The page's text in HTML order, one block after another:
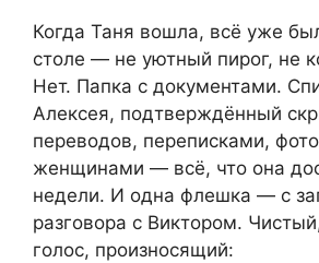
Когда Таня вошла, всё уже
столе — не уютный пирог, не
Нет. Папка с документами.
Алексея, подтверждённый
переводов, переписками,
женщинами — всё, что она
недели. И одна флешка — с
разговора с Виктором.
голос, произносящий: